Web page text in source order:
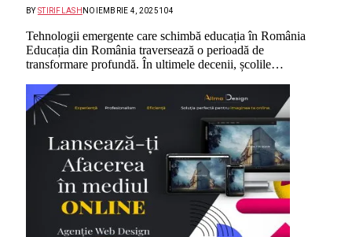
BY STIRIFLASH NOIEMBRIE 4, 2025104
Tehnologii emergente care schimbă educația în România
Educația din România traversează o perioadă de
transformare profundă. În ultimele decenii, școlile…